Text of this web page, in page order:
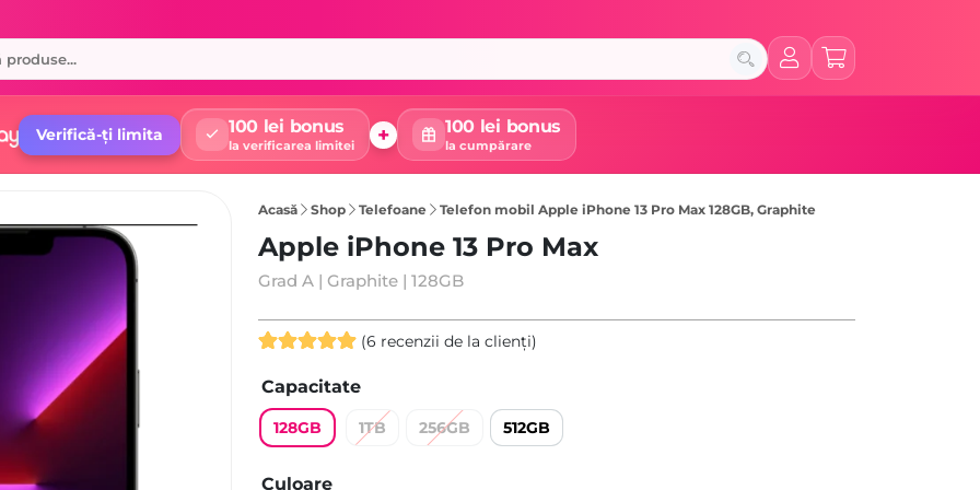
Verifică-ți limita 100 lei bonus
la verificarea limitei + 100 lei bonus
la cumpărare
Acasă Shop Telefoane Telefon mobil Apple iPhone 13 Pro Max 128GB, Graphite
Apple iPhone 13 Pro Max
Grad A | Graphite | 128GB
5.00din 5
pe baza a
evaluări de
la clienți
(6 recenzii de la clienți)
Capacitate
128GB 1TB 256GB 512GB
Culoare